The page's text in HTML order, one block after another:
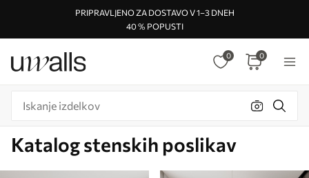
PRIPRAVLJENO ZA DOSTAVO V 1–3 DNEH
40 % POPUSTI
0 0
Katalog stenskih poslikav